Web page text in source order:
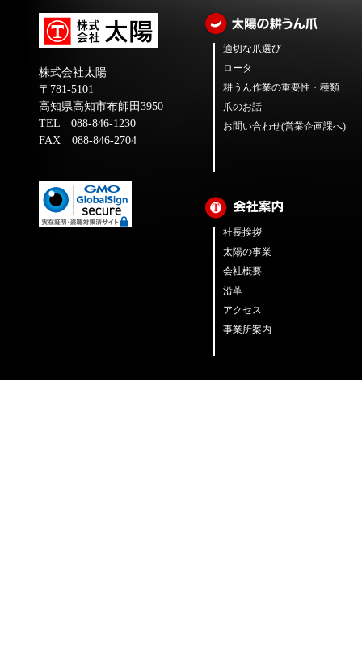
株式会社太陽
〒781-5101
高知県高知市布師田3950
TEL 088-846-1230
FAX 088-846-2704
適切な爪選び
ロータ
耕うん作業の重要性・種類
爪のお話
お問い合わせ(営業企画課へ)
社長挨拶
太陽の事業
会社概要
沿革
アクセス
事業所案内